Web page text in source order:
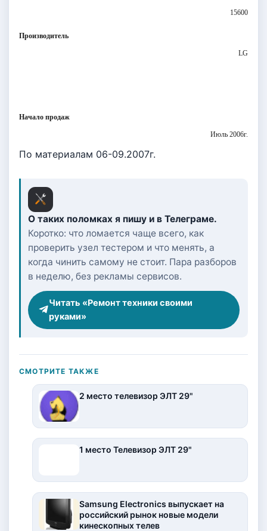
15600
Производитель
LG
Начало продаж
Июль 2006г.
По материалам 06-09.2007г.
О таких поломках я пишу и в Телеграме.
Коротко: что ломается чаще всего, как
проверить узел тестером и что менять, а
когда чинить самому не стоит. Пара разборов
в неделю, без рекламы сервисов.
Читать «Ремонт техники своими
руками»
СМОТРИТЕ ТАКЖЕ
2 место телевизор ЭЛТ 29"
1 место Телевизор ЭЛТ 29"
Samsung Electronics выпускает на
российский рынок новые модели
кинескопных телев